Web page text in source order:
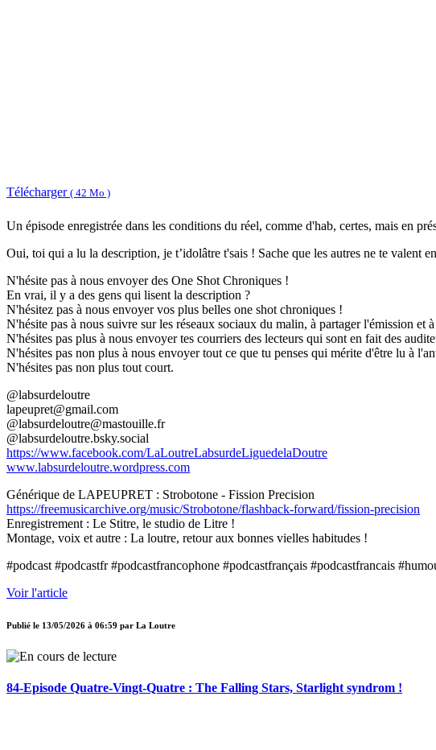
Télécharger ( 42 Mo )
Un épisode enregistrée dans les conditions du réel, comme d'hab, certes, mais en
Oui, toi qui a lu la description, je t’idolâtre t'sais ! Sache que les autres ne te valent
N'hésite pas à nous envoyer des One Shot Chroniques !
En vrai, il y a des gens qui lisent la description ?
N'hésitez pas à nous envoyer vos plus belles one shot chroniques !
N'hésite pas à nous suivre sur les réseaux sociaux du malin, à partager l'émission
N'hésites pas plus à nous envoyer tes courriers des lecteurs qui sont en fait des
N'hésites pas non plus à nous envoyer tout ce que tu penses qui mérite d'être lu à
N'hésites pas non plus tout court.
@labsurdeloutre
lapeupret@gmail.com
@labsurdeloutre@mastouille.fr
@labsurdeloutre.bsky.social
https://www.facebook.com/LaLoutreLabsurdeLiguedelaDoutre
www.labsurdeloutre.wordpress.com
Générique de LAPEUPRET : Strobotone - Fission Precision
https://freemusicarchive.org/music/Strobotone/flashback-forward/fission-precision
Enregistrement : Le Stitre, le studio de Litre !
Montage, voix et autre : La loutre, retour aux bonnes vielles habitudes !
#podcast #podcastfr #podcastfrancophone #podcastfrançais #podcastfrancais
Voir l'article
Publié le 13/05/2026 à 06:59 par La Loutre
84-Episode Quatre-Vingt-Quatre : The Falling Stars, Starlight syndrom !